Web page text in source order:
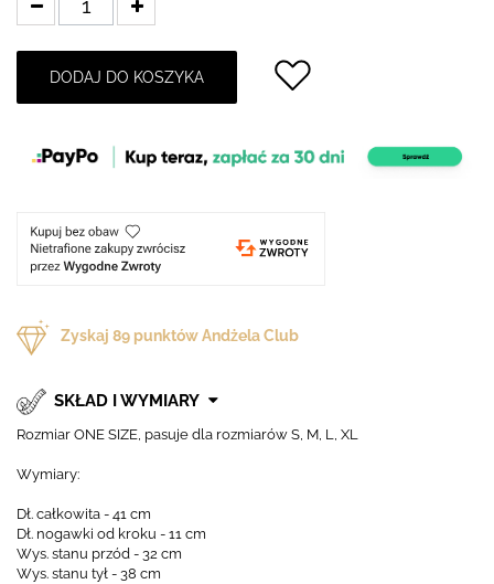
DODAJ DO KOSZYKA
Zyskaj 89 punktów Andżela Club
SKŁAD I WYMIARY
Rozmiar ONE SIZE, pasuje dla rozmiarów S, M, L, XL
Wymiary:
Dł. całkowita - 41 cm
Dł. nogawki od kroku - 11 cm
Wys. stanu przód - 32 cm
Wys. stanu tył - 38 cm